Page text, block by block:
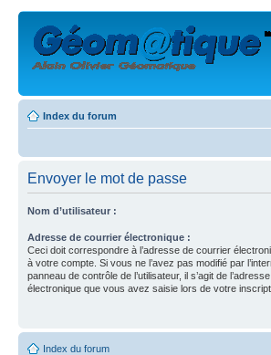
Index du forum
Envoyer le mot de passe
Nom d’utilisateur :
Adresse de courrier électronique :
Ceci doit correspondre à l’adresse de courrier
à votre compte. Si vous ne l’avez pas modifié par
panneau de contrôle de l’utilisateur, il s’agit de
électronique que vous avez saisie lors de votre
Index du forum